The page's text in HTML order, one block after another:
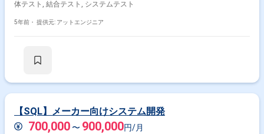
体テスト, 結合テスト, システムテスト
5年前・ 提供元: アットエンジニア
【SQL】メーカー向けシステム開発
700,000 〜 900,000円/月